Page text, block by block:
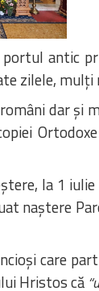
antic
zilele,
dar și
la 1
naștere
care
Hristos că